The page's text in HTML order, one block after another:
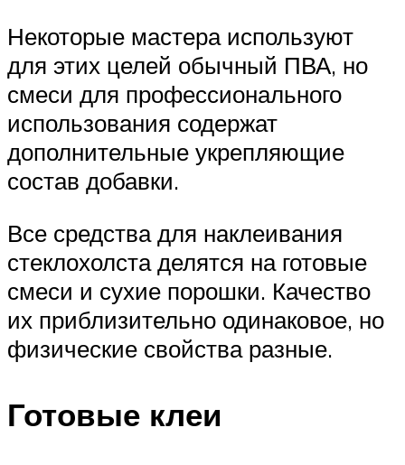
Некоторые мастера используют
для этих целей обычный ПВА, но
смеси для профессионального
использования содержат
дополнительные укрепляющие
состав добавки.
Все средства для наклеивания
стеклохолста делятся на готовые
смеси и сухие порошки. Качество
их приблизительно одинаковое, но
физические свойства разные.
Готовые клеи